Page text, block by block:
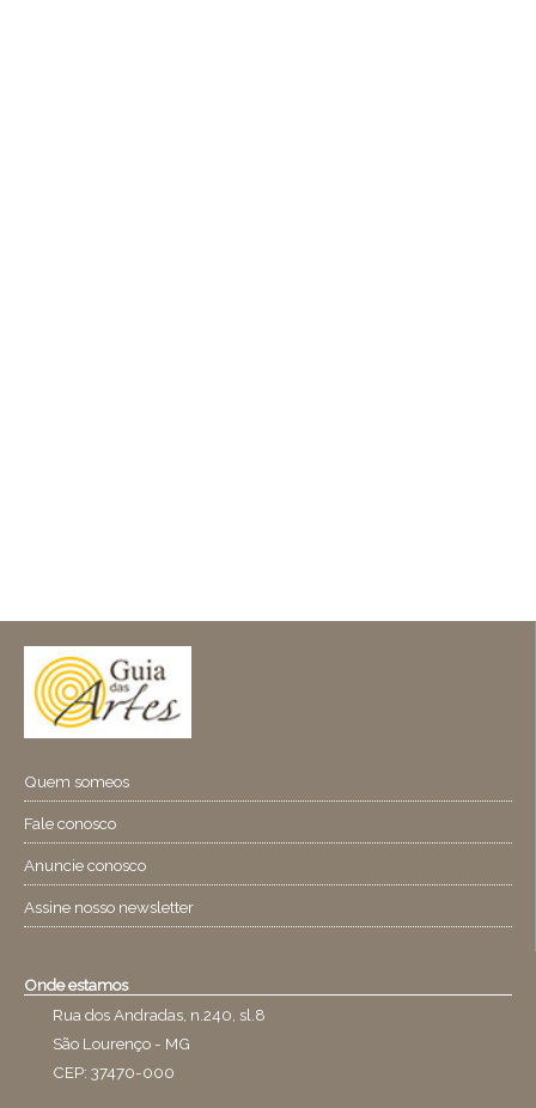
Quem someos
Fale conosco
Anuncie conosco
Assine nosso newsletter
Onde estamos
Rua dos Andradas, n.240, sl.8
São Lourenço - MG
CEP: 37470-000